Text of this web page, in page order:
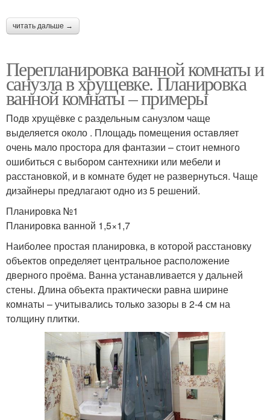
читать дальше →
Перепланировка ванной комнаты и
санузла в хрущевке. Планировка
ванной комнаты – примеры
Подв хрущёвке с раздельным санузлом чаще
выделяется около . Площадь помещения оставляет
очень мало простора для фантазии – стоит немного
ошибиться с выбором сантехники или мебели и
расстановкой, и в комнате будет не развернуться. Чаще
дизайнеры предлагают одно из 5 решений.
Планировка №1
Планировка ванной 1,5×1,7
Наиболее простая планировка, в которой расстановку
объектов определяет центральное расположение
дверного проёма. Ванна устанавливается у дальней
стены. Длина объекта практически равна ширине
комнаты – учитывались только зазоры в 2-4 см на
толщину плитки.